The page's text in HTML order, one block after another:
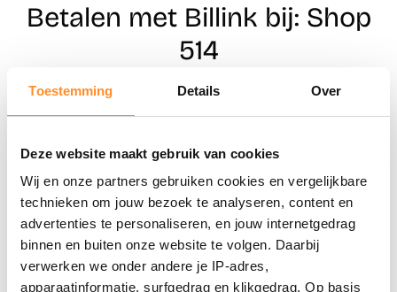
Toestemming Details Over
Deze website maakt gebruik van cookies
Wij en onze partners gebruiken cookies en vergelijkbare
technieken om jouw bezoek te analyseren, content en
advertenties te personaliseren, en jouw internetgedrag
binnen en buiten onze website te volgen. Daarbij
verwerken we onder andere je IP-adres,
apparaatinformatie, surfgedrag en klikgedrag. Op basis
Betalen met Billink bij: Shop
514
Naar winkels